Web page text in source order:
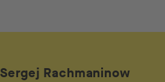
Sergej Rachmaninow